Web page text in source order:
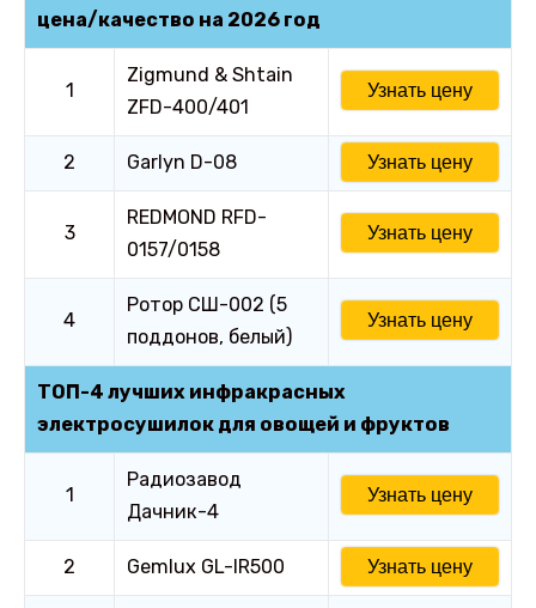
цена/качество на 2026 год
1
Zigmund & Shtain
ZFD-400/401
Узнать цену
2 Garlyn D-08 Узнать цену
3
REDMOND RFD-
0157/0158
Узнать цену
4
Ротор СШ-002 (5
поддонов, белый)
Узнать цену
ТОП-4 лучших инфракрасных
электросушилок для овощей и фруктов
1
Радиозавод
Дачник-4
Узнать цену
2 Gemlux GL-IR500 Узнать цену